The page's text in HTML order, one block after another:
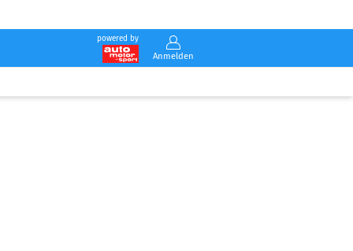
powered by
Anmelden